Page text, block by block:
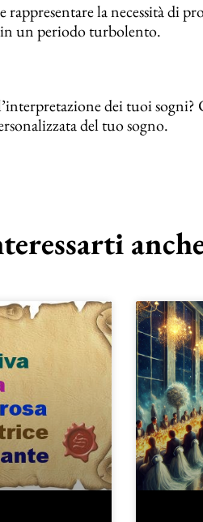
la necessità di
un periodo turbolento.
dei tuoi
del tuo sogno.